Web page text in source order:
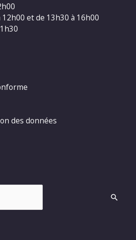
et de 13h30 à 16h00
des données